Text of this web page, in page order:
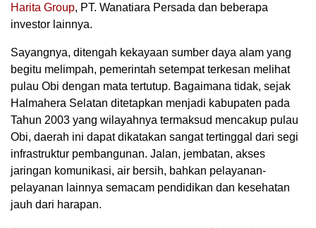
Harita Group, PT. Wanatiara Persada dan beberapa
investor lainnya.
Sayangnya, ditengah kekayaan sumber daya alam yang
begitu melimpah, pemerintah setempat terkesan melihat
pulau Obi dengan mata tertutup. Bagaimana tidak, sejak
Halmahera Selatan ditetapkan menjadi kabupaten pada
Tahun 2003 yang wilayahnya termaksud mencakup pulau
Obi, daerah ini dapat dikatakan sangat tertinggal dari segi
infrastruktur pembangunan. Jalan, jembatan, akses
jaringan komunikasi, air bersih, bahkan pelayanan-
pelayanan lainnya semacam pendidikan dan kesehatan
jauh dari harapan.